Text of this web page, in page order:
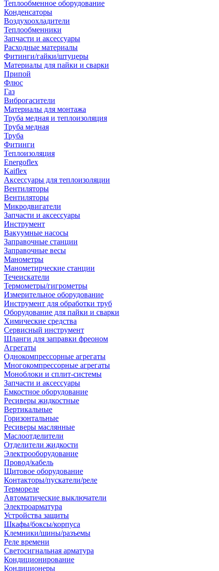
Теплообменное оборудование
Конденсаторы
Воздухоохладители
Теплообменники
Запчасти и аксессуары
Расходные материалы
Фитинги/гайки/штуцеры
Материалы для пайки и сварки
Припой
Флюс
Газ
Виброгасители
Материалы для монтажа
Труба медная и теплоизоляция
Труба медная
Труба
Фитинги
Теплоизоляция
Energoflex
Kaiflex
Аксессуары для теплоизоляции
Вентиляторы
Вентиляторы
Микродвигатели
Запчасти и аксессуары
Инструмент
Вакуумные насосы
Заправочные станции
Заправочные весы
Манометры
Манометирческие станции
Течеискатели
Термометры/гигрометры
Измерительное оборудование
Инструмент для обработки труб
Оборудование для пайки и сварки
Химические средства
Сервисный инструмент
Шланги для заправки фреоном
Агрегаты
Однокомпрессорные агрегаты
Многокомпрессорные агрегаты
Моноблоки и сплит-системы
Запчасти и аксессуары
Емкостное оборудование
Ресиверы жидкостные
Вертикальные
Горизонтальные
Ресиверы маслянные
Маслоотделители
Отделители жидкости
Электрооборудование
Провод/кабель
Щитовое оборудование
Контакторы/пускатели/реле
Термореле
Автоматические выключатели
Электроарматура
Устройства защиты
Шкафы/боксы/корпуса
Клемники/шины/разъемы
Реле времени
Светосигнальная арматура
Кондиционирование
Кондиционеры